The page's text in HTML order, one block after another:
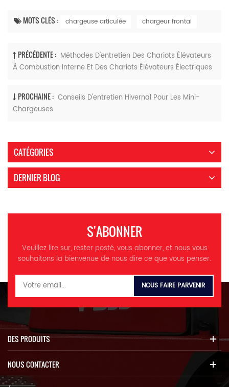
MOTS CLÉS : chargeuse articulée chargeur frontal
PRÉCÉDENTE : Méthodes D'entretien Des Chariots Élévateurs
À Combustion Interne Et Des Chariots Élévateurs Électriques
PROCHAINE : Conseils D'entretien Hivernal Pour Les Mini-
Chargeuses
CATÉGORIES
DERNIER BLOG
S'ABONNER
Veuillez lire sur, rester posté, vous abonner, et nous vous
souhaitons la bienvenue de nous dire ce que vous penser.
DES PRODUITS
NOUS CONTACTER